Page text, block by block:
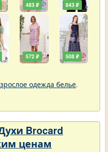
483 ₽
572 ₽
843 ₽
508 ₽
одежда белье.
Brocard
ценам